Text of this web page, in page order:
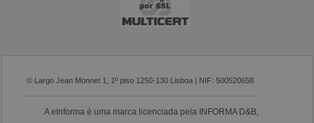
© Largo Jean Monnet 1, 1º piso 1250-130 Lisboa | NIF: 500520658
A eInforma é uma marca licenciada pela INFORMA D&B,